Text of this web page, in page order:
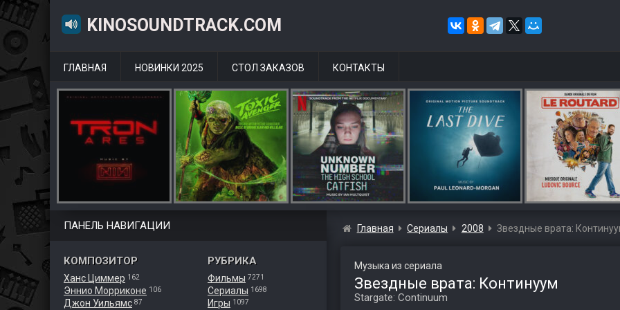
KINOSOUNDTRACK.COM
ГЛАВНАЯ НОВИНКИ 2025 СТОЛ ЗАКАЗОВ КОНТАКТЫ
ПАНЕЛЬ НАВИГАЦИИ
КОМПОЗИТОР
Ханс Циммер 162
Эннио Морриконе 106
Джон Уильямс 87
РУБРИКА
Фильмы 7271
Сериалы 1698
Игры 1097
Главная Сериалы 2008 Звездные врата:
Музыка из сериала
Звездные врата: Континуум
Stargate: Continuum